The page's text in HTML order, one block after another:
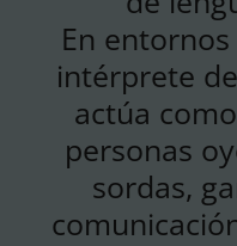
En
intérprete
actúa
personas
sordas,